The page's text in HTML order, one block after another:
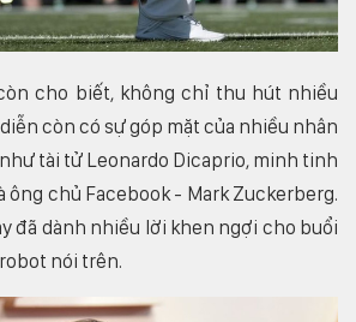
cho biết, không chỉ thu hút nhiều
còn có sự góp mặt của nhiều nhân
tài tử Leonardo Dicaprio, minh tinh
ông chủ Facebook - Mark Zuckerberg.
đã dành nhiều lời khen ngợi cho buổi
nói trên.